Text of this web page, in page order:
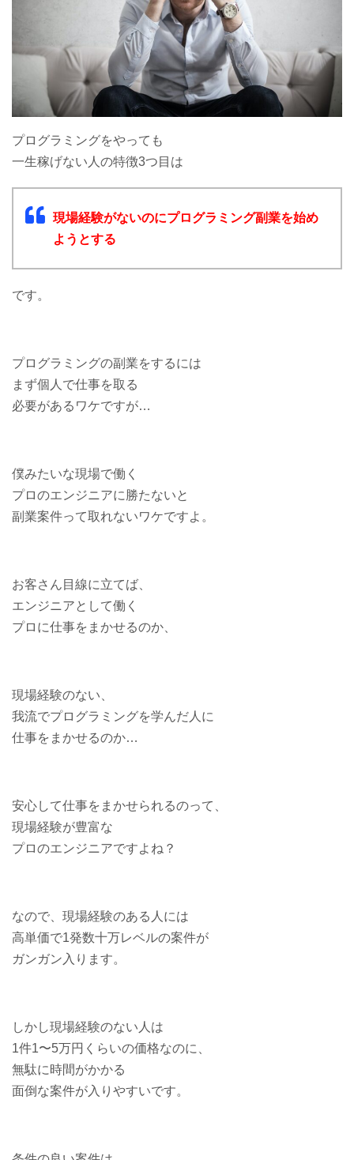
プログラミングをやっても
一生稼げない人の特徴3つ目は
現場経験がないのにプログラミング副業を始め
ようとする
です。
プログラミングの副業をするには
まず個人で仕事を取る
必要があるワケですが…
僕みたいな現場で働く
プロのエンジニアに勝たないと
副業案件って取れないワケですよ。
お客さん目線に立てば、
エンジニアとして働く
プロに仕事をまかせるのか、
現場経験のない、
我流でプログラミングを学んだ人に
仕事をまかせるのか…
安心して仕事をまかせられるのって、
現場経験が豊富な
プロのエンジニアですよね？
なので、現場経験のある人には
高単価で1発数十万レベルの案件が
ガンガン入ります。
しかし現場経験のない人は
1件1〜5万円くらいの価格なのに、
無駄に時間がかかる
面倒な案件が入りやすいです。